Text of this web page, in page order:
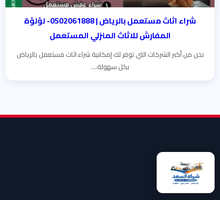
شراء اثاث مستعمل بالرياض | 0502061888- لؤلؤة
المفارش للاثاث المنزلي المستعمل
نحن من أكبر الشركات التي توفر لك إمكانية شراء اثاث مستعمل بالرياض
بكل سهولة،...